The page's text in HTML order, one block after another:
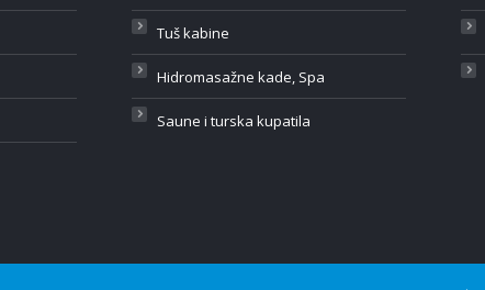
Tuš kabine
Hidromasažne kade, Spa
Saune i turska kupatila